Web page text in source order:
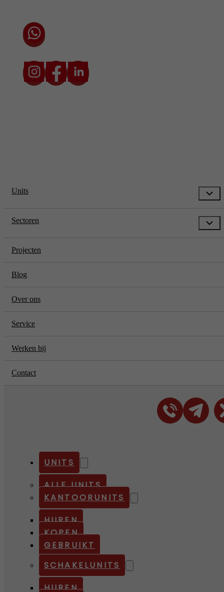
Units
Sectoren
Projecten
Blog
Over ons
Service
Werken bij
Contact
UNITS
ALLE UNITS
KANTOORUNITS
HUREN
KOPEN
GEBRUIKT
SCHAKELUNITS
HUREN